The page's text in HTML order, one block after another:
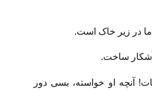
ما در زیر خاک است.
ساخت.
آنچه او خواسته، بسی دور